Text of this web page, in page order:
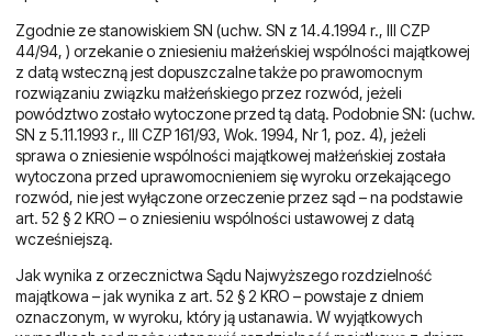
Zgodnie ze stanowiskiem SN (uchw. SN z 14.4.1994 r., III CZP
44/94, ) orzekanie o zniesieniu małżeńskiej wspólności majątkowej
z datą wsteczną jest dopuszczalne także po prawomocnym
rozwiązaniu związku małżeńskiego przez rozwód, jeżeli
powództwo zostało wytoczone przed tą datą. Podobnie SN: (uchw.
SN z 5.11.1993 r., III CZP 161/93, Wok. 1994, Nr 1, poz. 4), jeżeli
sprawa o zniesienie wspólności majątkowej małżeńskiej została
wytoczona przed uprawomocnieniem się wyroku orzekającego
rozwód, nie jest wyłączone orzeczenie przez sąd – na podstawie
art. 52 § 2 KRO – o zniesieniu wspólności ustawowej z datą
wcześniejszą.
Jak wynika z orzecznictwa Sądu Najwyższego rozdzielność
majątkowa – jak wynika z art. 52 § 2 KRO – powstaje z dniem
oznaczonym, w wyroku, który ją ustanawia. W wyjątkowych